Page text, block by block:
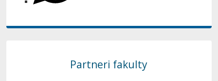
Partneri fakulty